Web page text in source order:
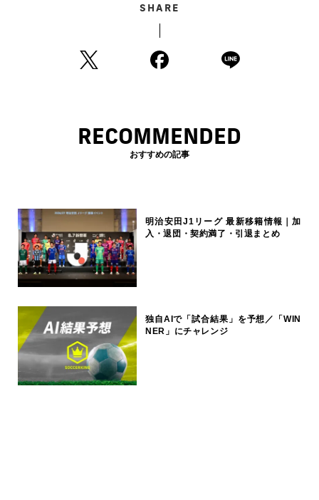
SHARE
RECOMMENDED
おすすめの記事
明治安田J1リーグ 最新移籍情報｜加
入・退団・契約満了・引退まとめ
独自AIで「試合結果」を予想／「WIN
NER」にチャレンジ